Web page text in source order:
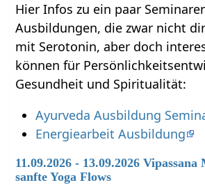
Hier Infos zu ein paar
Ausbildungen, die zwar nicht
mit Serotonin‏‎, aber doch interessant sein
können für
Gesundheit und Spiritualität:
Ayurveda Ausbildung
Energiearbeit Ausbildung
11.09.2026 - 13.09.2026
sanfte Yoga Flows